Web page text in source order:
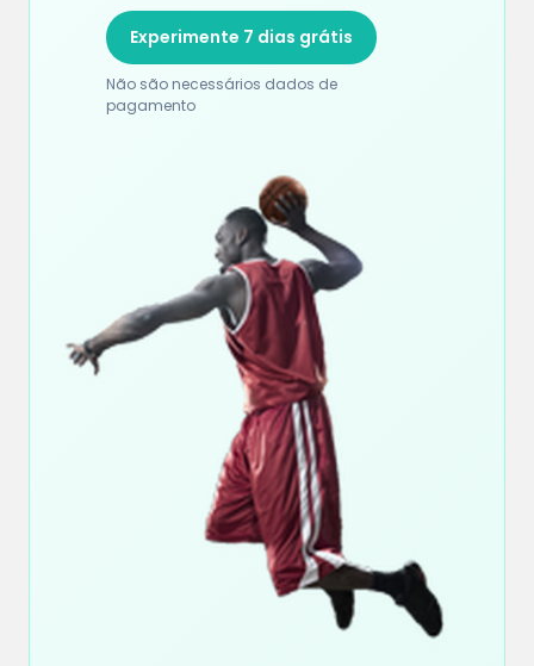
Experimente 7 dias grátis
Não são necessários dados de
pagamento